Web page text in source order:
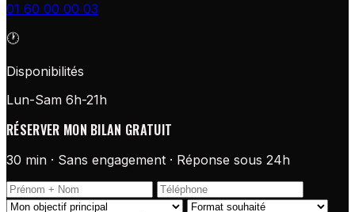
01 60 00 00 03
🕐
Disponibilités
Lun-Sam 6h-21h
RÉSERVER MON BILAN GRATUIT
30 min · Sans engagement · Réponse sous 24h